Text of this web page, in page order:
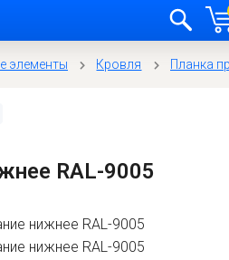
элементы Кровля Планка
RAL-9005